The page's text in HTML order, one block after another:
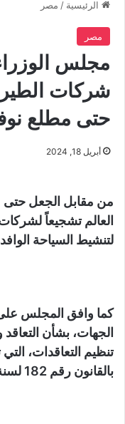
الرئيسية / مصر
مصر
مجلس
شركات
حتى مطلع
أبريل 18, 2024
العالم تشجيعاً
لتنشيط السياحة
كما وافق المجلس
تنظيم التعاقدات،
بالقانون رقم 182 لسنة 2018